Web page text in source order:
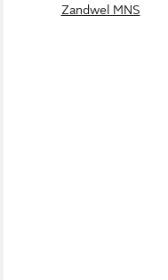
Zandwel MNS